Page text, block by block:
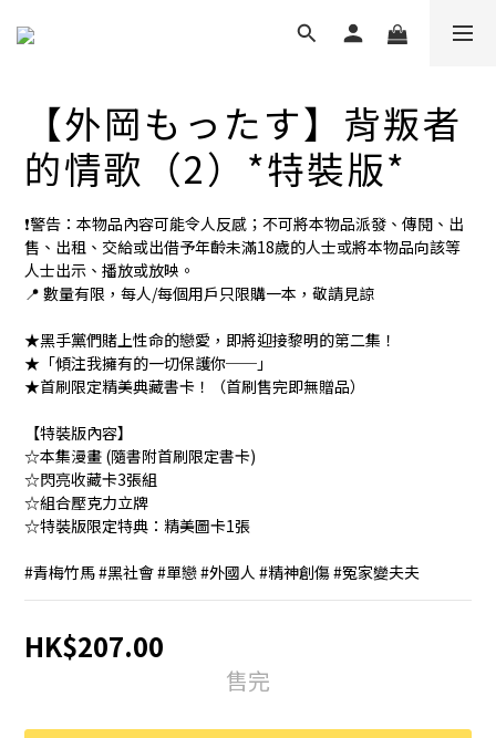
【外岡もったす】背叛者
的情歌（2）*特裝版*
❗️警告：本物品內容可能令人反感；不可將本物品派發、傳閱、出
售、出租、交給或出借予年齡未滿18歲的人士或將本物品向該等
人士出示、播放或放映。
📍 數量有限，每人/每個用戶只限購一本，敬請見諒
★黑手黨們賭上性命的戀愛，即將迎接黎明的第二集！
★「傾注我擁有的一切保護你──」
★首刷限定精美典藏書卡！（首刷售完即無贈品）
【特裝版內容】
☆本集漫畫 (隨書附首刷限定書卡)
☆閃亮收藏卡3張組
☆組合壓克力立牌
☆特裝版限定特典：精美圖卡1張
#青梅竹馬 #黑社會 #單戀 #外國人 #精神創傷 #冤家變夫夫
HK$207.00
售完